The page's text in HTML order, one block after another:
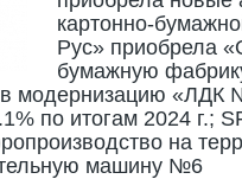
картонно-
Рус» приобрела
бумажную
модернизацию «ЛДК
по итогам 2024 г.;
на
машину №6